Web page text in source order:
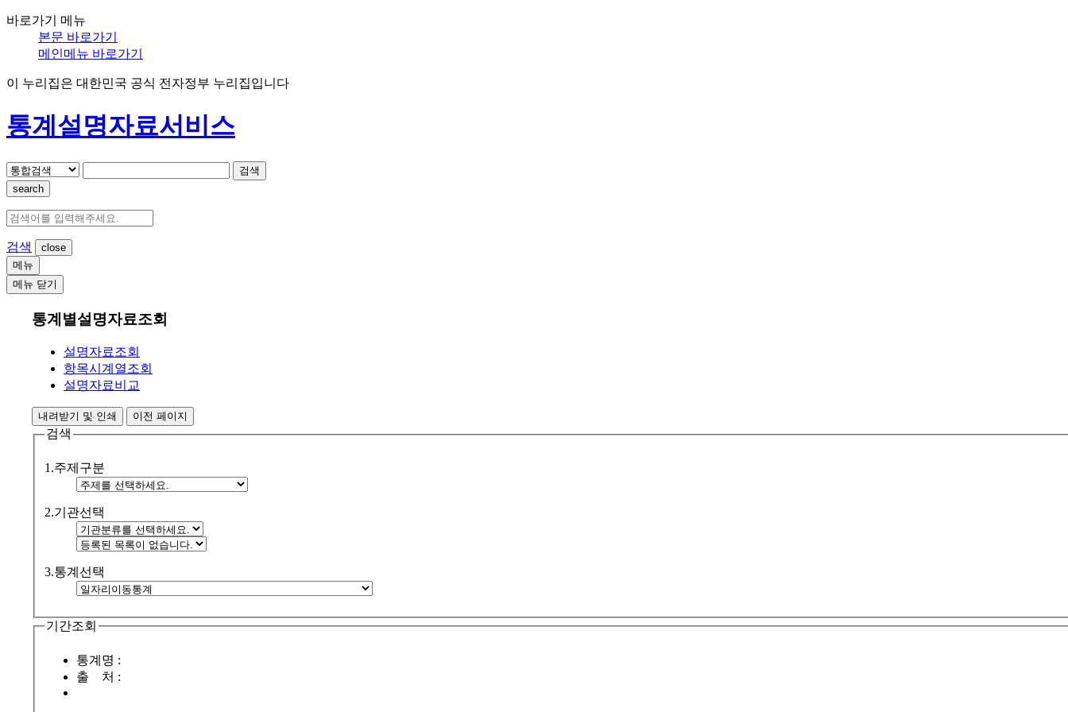
바로가기 메뉴
본문 바로가기
메인메뉴 바로가기
이 누리집은 대한민국 공식 전자정부 누리집입니다
통계설명자료서비스
검색
search
검색
메뉴
메뉴 닫기
통계별설명자료조회
설명자료조회
항목시계열조회
설명자료비교
내려받기 및 인쇄 이전 페이지
검색
1.주제구분
2.기관선택
3.통계선택
기간조회
통계명 :
출 처 :